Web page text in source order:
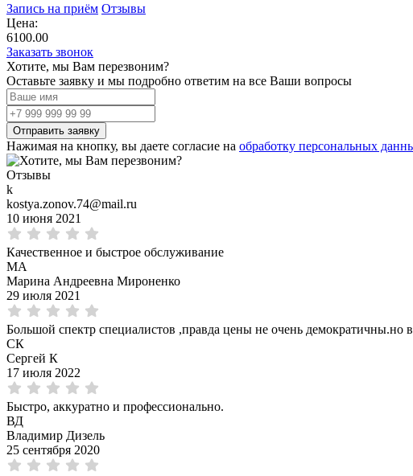
Запись на приём Отзывы
Цена:
6100.00
Заказать звонок
Хотите, мы Вам перезвоним?
Оставьте заявку и мы подробно ответим на все Ваши вопросы
Нажимая на кнопку, вы даете согласие на обработку персональных
Отзывы
k
kostya.zonov.74@mail.ru
10 июня 2021
Качественное и быстрое обслуживание
МА
Марина Андреевна Мироненко
29 июля 2021
Большой спектр специалистов ,правда цены не очень демократичны.но
СК
Сергей К
17 июля 2022
Быстро, аккуратно и профессионально.
ВД
Владимир Дизель
25 сентября 2020